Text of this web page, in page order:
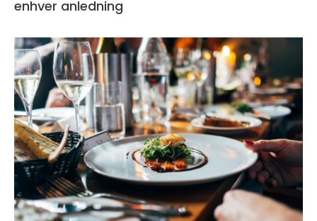
enhver anledning